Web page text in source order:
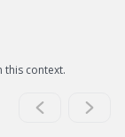
this context.